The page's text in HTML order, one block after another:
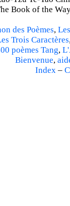
Book of the
des Poèmes,
Trois Caractères
poèmes Tang,
Bienvenue,
Index–